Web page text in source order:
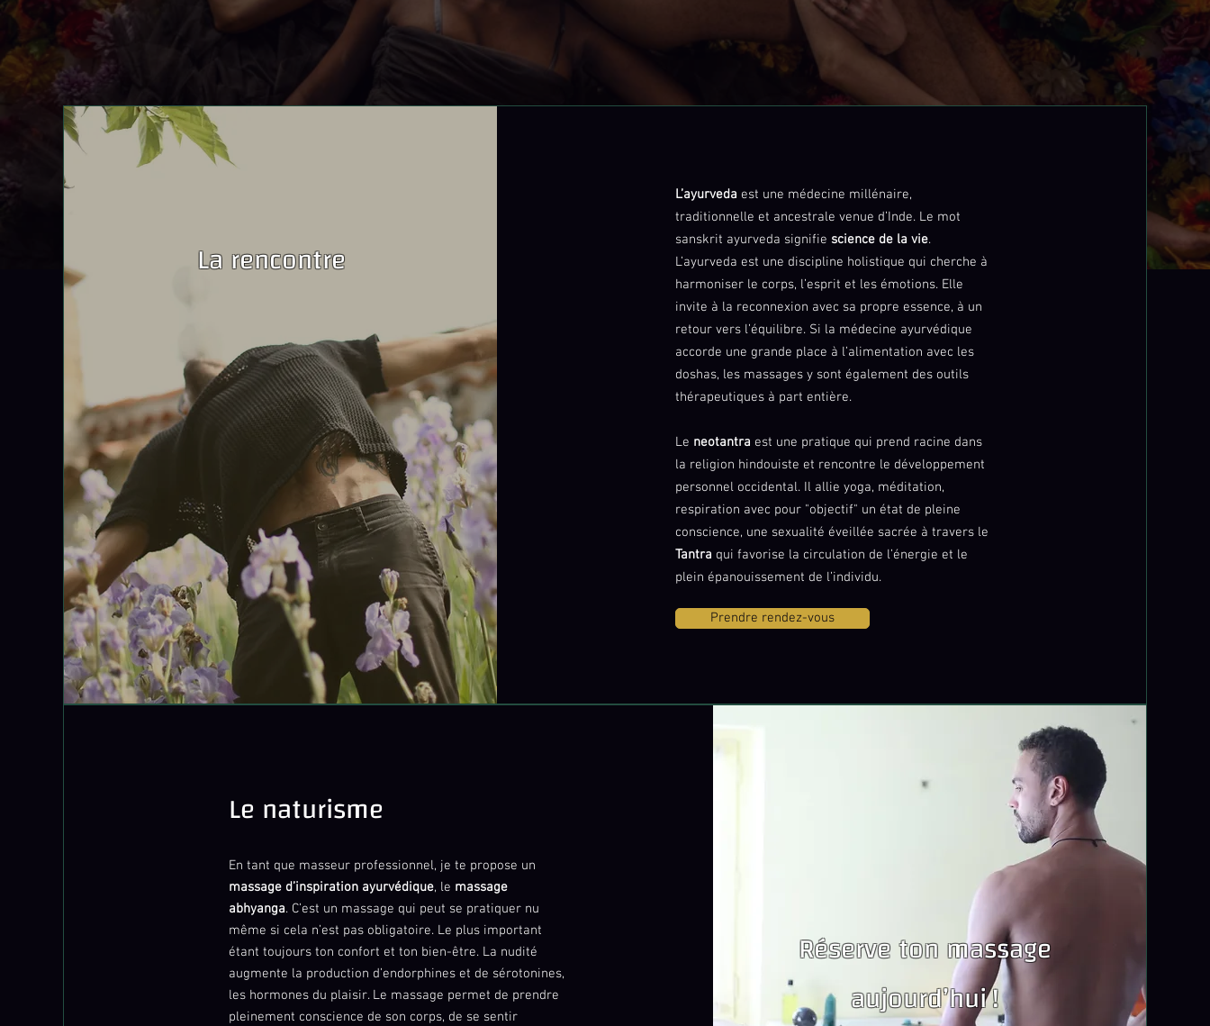
La rencontre
L’ayurveda est une médecine millénaire,
traditionnelle et ancestrale venue d’Inde. Le mot
sanskrit ayurveda signifie science de la vie.
L’ayurveda est une discipline holistique qui cherche à
harmoniser le corps, l’esprit et les émotions. Elle
invite à la reconnexion avec sa propre essence, à un
retour vers l’équilibre. Si la médecine ayurvédique
accorde une grande place à l’alimentation avec les
doshas, les massages y sont également des outils
thérapeutiques à part entière.
Le neotantra est une pratique qui prend racine dans
la religion hindouiste et rencontre le développement
personnel occidental. Il allie yoga, méditation,
respiration avec pour "objectif" un état de pleine
conscience, une sexualité éveillée sacrée à travers le
Tantra qui favorise la circulation de l’énergie et le
plein épanouissement de l’individu.
Prendre rendez-vous
Le naturisme
En tant que masseur professionnel, je te propose un
massage d’inspiration ayurvédique, le massage
abhyanga. C’est un massage qui peut se pratiquer nu
même si cela n’est pas obligatoire. Le plus important
étant toujours ton confort et ton bien-être. La nudité
augmente la production d’endorphines et de sérotonines,
les hormones du plaisir. Le massage permet de prendre
pleinement conscience de son corps, de se sentir
Réserve ton massage
aujourd’hui !